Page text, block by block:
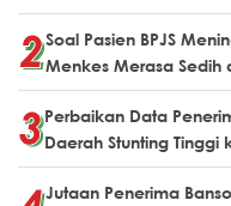
Soal Pasien BPJS
Menkes Merasa Sedih
Perbaikan Data
Daerah Stunting Tinggi
Jutaan Penerima